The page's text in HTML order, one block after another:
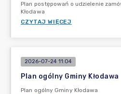
Plan postępowań o udzielenie
Kłodawa
CZYTAJ WIĘCEJ
2026-07-24 11:04
Plan ogólny Gminy Kłodawa
Plan ogólny Gminy Kłodawa